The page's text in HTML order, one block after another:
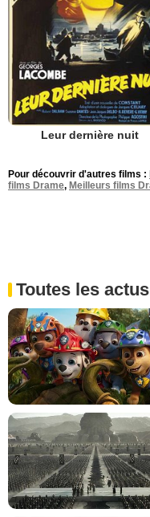
Leur dernière nuit
Pour découvrir d'autres films :
films Drame, Meilleurs films
Toutes les